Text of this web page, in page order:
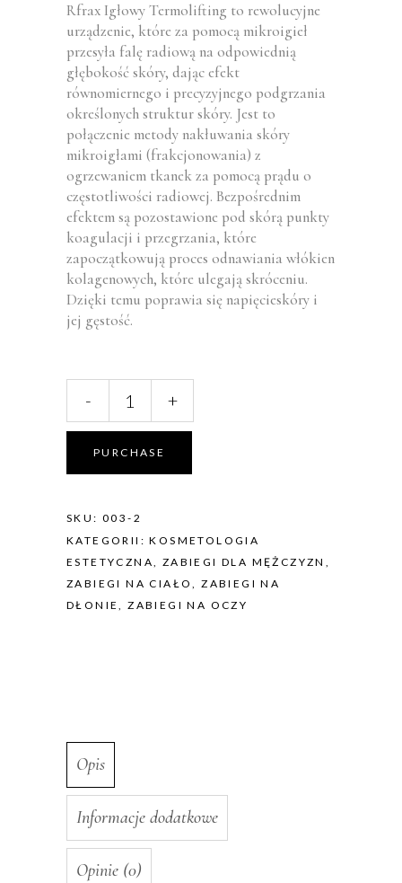
Rfrax Igłowy Termolifting to rewolucyjne
urządzenie, które za pomocą mikroigieł
przesyła falę radiową na odpowiednią
głębokość skóry, dając efekt
równomiernego i precyzyjnego podgrzania
określonych struktur skóry. Jest to
połączenie metody nakłuwania skóry
mikroigłami (frakcjonowania) z
ogrzewaniem tkanek za pomocą prądu o
częstotliwości radiowej. Bezpośrednim
efektem są pozostawione pod skórą punkty
koagulacji i przegrzania, które
zapoczątkowują proces odnawiania włókien
kolagenowych, które ulegają skróceniu.
Dzięki temu poprawia się napięcieskóry i
jej gęstość.
RFrax
quantity
- +
PURCHASE
SKU: 003-2
KATEGORII:KOSMETOLOGIA
ESTETYCZNA, ZABIEGI DLA MĘŻCZYZN ,
ZABIEGI NA CIAŁO,ZABIEGI NA
DŁONIE,ZABIEGI NA OCZY
Opis
Informacje dodatkowe
Opinie (0)